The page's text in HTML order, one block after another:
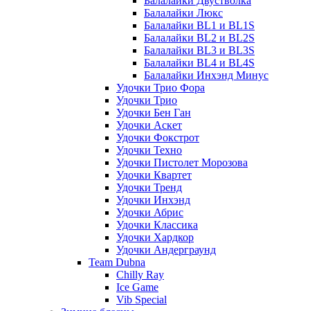
Балалайки Люкс
Балалайки BL1 и BL1S
Балалайки BL2 и BL2S
Балалайки BL3 и BL3S
Балалайки BL4 и BL4S
Балалайки Инхэнд Минус
Удочки Трио Фора
Удочки Трио
Удочки Бен Ган
Удочки Аскет
Удочки Фокстрот
Удочки Техно
Удочки Пистолет Морозова
Удочки Квартет
Удочки Тренд
Удочки Инхэнд
Удочки Абрис
Удочки Классика
Удочки Хардкор
Удочки Андерграунд
Team Dubna
Chilly Ray
Ice Game
Vib Special